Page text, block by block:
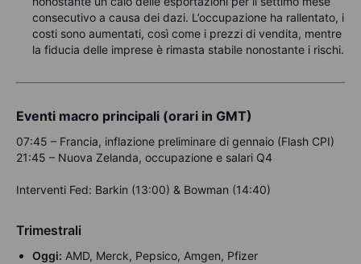
consecutivo a causa dei dazi. L’occupazione ha rallentato, i
costi sono aumentati, così come i prezzi di vendita, mentre
la fiducia delle imprese è rimasta stabile nonostante i rischi.
Eventi macro principali (orari in GMT)
07:45 – Francia, inflazione preliminare di gennaio (Flash CPI)
21:45 – Nuova Zelanda, occupazione e salari Q4
Interventi Fed: Barkin (13:00) & Bowman (14:40)
Trimestrali
Oggi: AMD, Merck, Pepsico, Amgen, Pfizer